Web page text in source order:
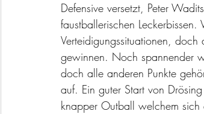
Defensive versetzt, Peter
faustballerischen
Verteidigungssituationen,
gewinnen. Noch spannender
doch alle anderen Punkte
auf. Ein guter Start von
knapper Outball welchem sich